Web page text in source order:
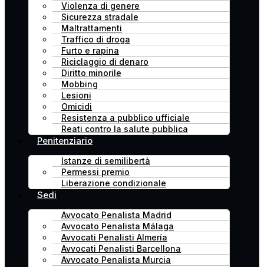
Violenza di genere
Sicurezza stradale
Maltrattamenti
Traffico di droga
Furto e rapina
Riciclaggio di denaro
Diritto minorile
Mobbing
Lesioni
Omicidi
Resistenza a pubblico ufficiale
Reati contro la salute pubblica
Penitenziario
Istanze di semilibertà
Permessi premio
Liberazione condizionale
Sedi
Avvocato Penalista Madrid
Avvocato Penalista Málaga
Avvocati Penalisti Almería
Avvocati Penalisti Barcellona
Avvocato Penalista Murcia